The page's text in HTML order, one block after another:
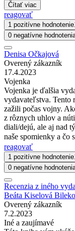
Čítať viac
reagovať
1 pozitívne hodnotenie
0 negatívne
Denisa Očkajová
Overený zákazník
17.4.2023
Vojenka
Vojenka je ďalšia
vydavateľstva. Tento
zažili počas vojny.
z rôznych uhlov a
diali/dejú, ale aj nad
naše spomienky a čo
reagovať
1 pozitívne hodnotenie
0 negatívne
Recenzia z iného
Beáta Kiselová
Overený zákazník
7.2.2023
Iné a zaujímavé